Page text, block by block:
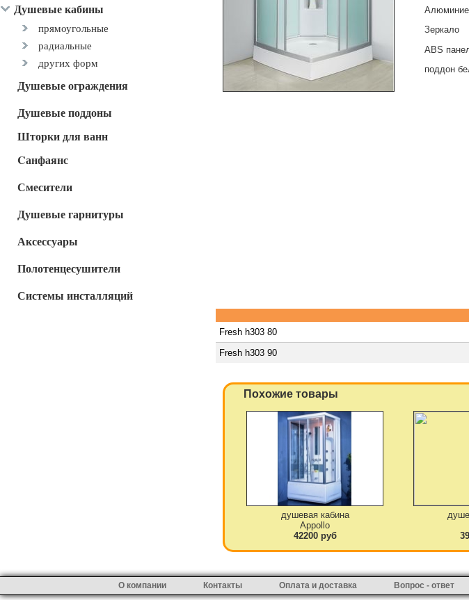
Душевые кабины
прямоугольные
радиальные
других форм
Душевые ограждения
Душевые поддоны
Шторки для ванн
Cанфаянс
Смесители
Душевые гарнитуры
Аксессуары
Полотенцесушители
Системы инсталляций
Зеркало
ABS
поддон
Fresh h303 80
Fresh h303 90
Похожие товары
душевая кабина
Appollo
42200 руб
О компании Контакты Оплата и доставка Вопрос - ответ